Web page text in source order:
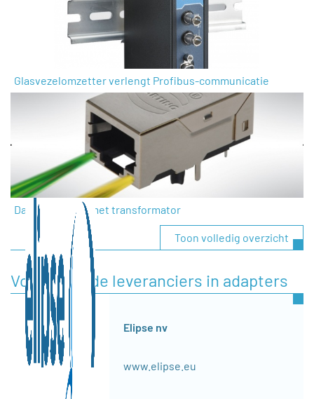
Glasvezelomzetter verlengt Profibus-communicatie
Dataconnector met transformator
Toon volledig overzicht
Voorgestelde leveranciers in adapters
Elipse nv
www.elipse.eu